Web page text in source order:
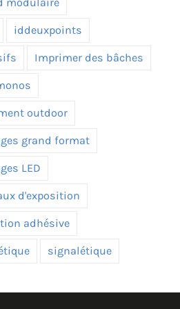
modulaire
iddeuxpoints
Imprimer des bâches
outdoor
grand format
LED
d'exposition
adhésive
signalétique